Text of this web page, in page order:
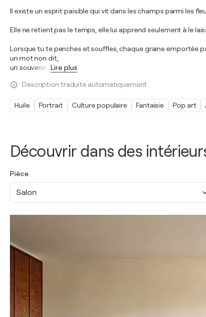
Découvrir dans des
Pièce
Salon
Il existe un esprit paisible qui vit dans les champs parmi les
Elle ne retient pas le temps, elle lui apprend seulement à le
Lorsque tu te penches et souffles, chaque graine emportée
un mot non dit,
un souvenir… Lire plus
Description traduite automatiquement.
Huile Portrait Culture populaire Fantaisie Pop art